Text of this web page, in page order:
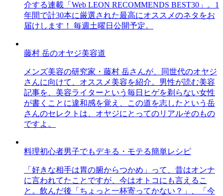
介する連載「Web LEON RECOMMENDS BEST30」。1
年間で計30本に厳選された最高にオススメのネタをお
届けします！ 毎週土曜日公開予定。
藤村 岳のオヤジ美容道
メンズ美容の研究家・藤村 岳さんが、同世代のオヤジ
さんに向けて、オススメ美容を紹介。男性が読む美容
記事を、美容ライターという毎日ヒゲを剃らない女性
が書くことに違和感を覚え、この道を志したという岳
さんのセレクトは、オヤジにとってのリアルそのもの
ですよ。
料理初心者男子でもデキる・モテる簡単レシピ
「好きな相手は胃の腑からつかめ」って、昔はオンナ
に言われてたことですが、今はオトコにも言えるこ
と。飲んだ後「ちょっと一杯寄ってかない？」、「今